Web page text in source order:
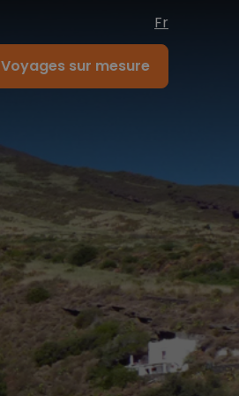
Voyages sur mesure
Fr